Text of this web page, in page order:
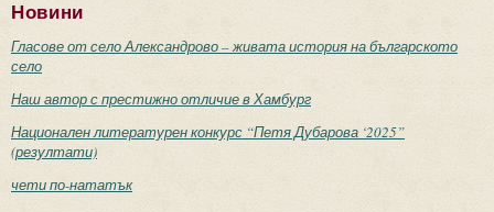
Новини
Гласове от село Александрово – живата история на българското
село
Наш автор с престижно отличие в Хамбург
Национален литературен конкурс “Петя Дубарова ‘2025”
(резултати)
чети по-нататък